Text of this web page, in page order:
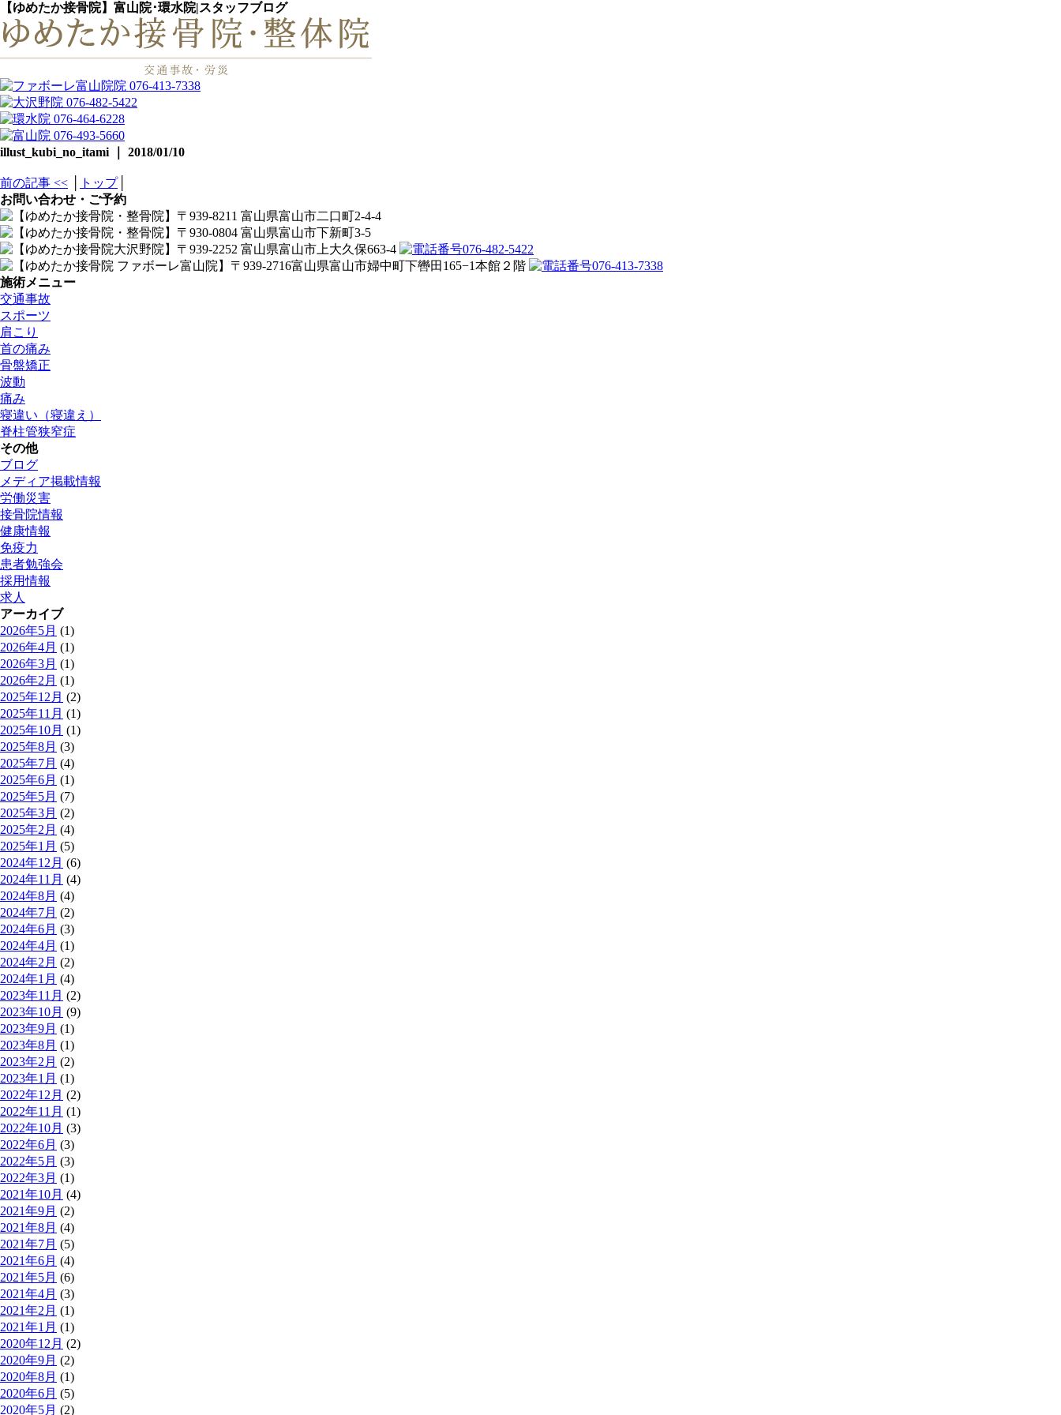
【ゆめたか接骨院】富山院･環水院|スタッフブログ
illust_kubi_no_itami ｜ 2018/01/10
前の記事 << トップ│
お問い合わせ・ご予約
施術メニュー
交通事故
スポーツ
肩こり
首の痛み
骨盤矯正
波動
痛み
寝違い（寝違え）
脊柱管狭窄症
その他
ブログ
メディア掲載情報
労働災害
接骨院情報
健康情報
免疫力
患者勉強会
採用情報
求人
アーカイブ
2026年5月 (1)
2026年4月 (1)
2026年3月 (1)
2026年2月 (1)
2025年12月 (2)
2025年11月 (1)
2025年10月 (1)
2025年8月 (3)
2025年7月 (4)
2025年6月 (1)
2025年5月 (7)
2025年3月 (2)
2025年2月 (4)
2025年1月 (5)
2024年12月 (6)
2024年11月 (4)
2024年8月 (4)
2024年7月 (2)
2024年6月 (3)
2024年4月 (1)
2024年2月 (2)
2024年1月 (4)
2023年11月 (2)
2023年10月 (9)
2023年9月 (1)
2023年8月 (1)
2023年2月 (2)
2023年1月 (1)
2022年12月 (2)
2022年11月 (1)
2022年10月 (3)
2022年6月 (3)
2022年5月 (3)
2022年3月 (1)
2021年10月 (4)
2021年9月 (2)
2021年8月 (4)
2021年7月 (5)
2021年6月 (4)
2021年5月 (6)
2021年4月 (3)
2021年2月 (1)
2021年1月 (1)
2020年12月 (2)
2020年9月 (2)
2020年8月 (1)
2020年6月 (5)
2020年5月 (2)